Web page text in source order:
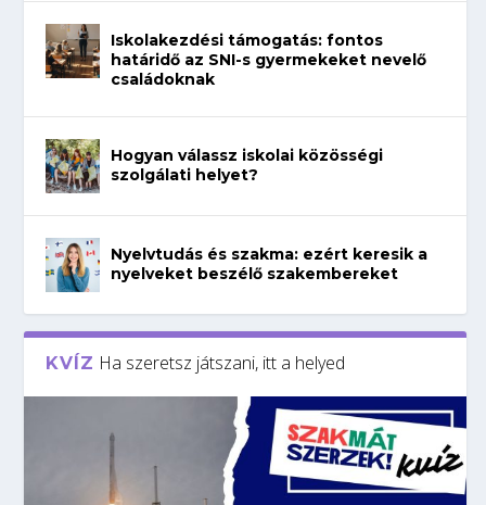
Iskolakezdési támogatás: fontos
határidő az SNI-s gyermekeket nevelő
családoknak
Hogyan válassz iskolai közösségi
szolgálati helyet?
Nyelvtudás és szakma: ezért keresik a
nyelveket beszélő szakembereket
KVÍZ Ha szeretsz játszani, itt a helyed